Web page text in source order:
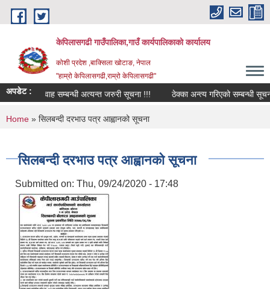
Skip to main content
केपिलासगढी गाउँपालिका,गाउँ कार्यपालिकाको कार्यालय
कोशी प्रदेश ,बाक्सिला खोटाङ, नेपाल
"हाम्रो केपिलासगढी,राम्रो केपिलासगढी"
अपडेट :
सेवा प्रवाह सम्बन्धी अत्यन्त जरुरी सूचना !!! ठेक्का अन्त्य गरिएको सम्बन्धी सूचना !!!
You are here
Home » सिलबन्दी दरभाउ पत्र आह्वानको सूचना
सिलबन्दी दरभाउ पत्र आह्वानको सूचना
Submitted on: Thu, 09/24/2020 - 17:48